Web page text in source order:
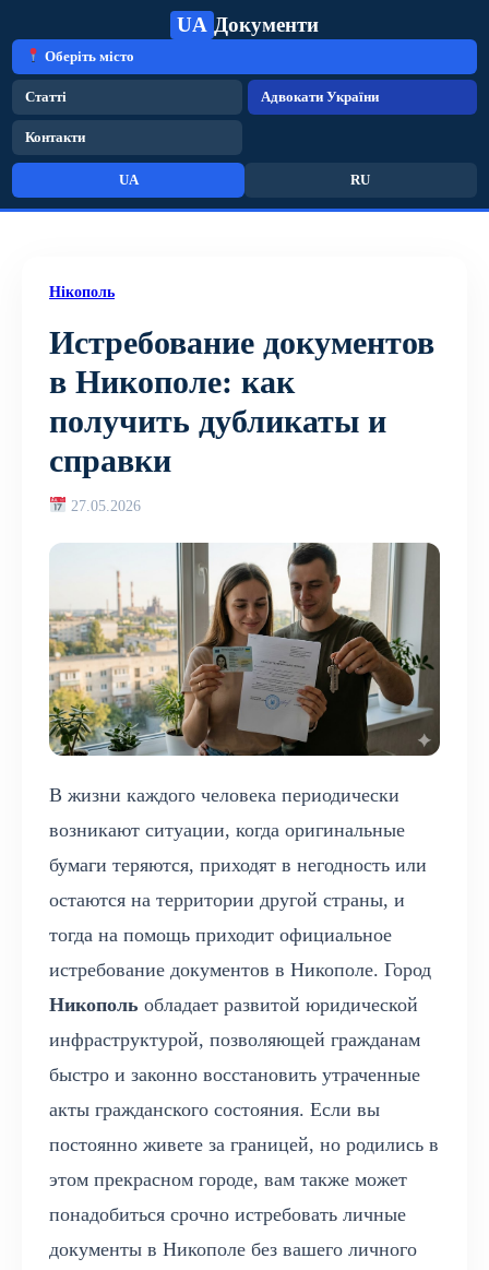
UA Документи
Оберіть місто
Статті Адвокати України
Контакти
UA RU
Нікополь
Истребование документов
в Никополе: как
получить дубликаты и
справки
27.05.2026
В жизни каждого человека периодически
возникают ситуации, когда оригинальные
бумаги теряются, приходят в негодность или
остаются на территории другой страны, и
тогда на помощь приходит официальное
истребование документов в Никополе. Город
Никополь обладает развитой юридической
инфраструктурой, позволяющей гражданам
быстро и законно восстановить утраченные
акты гражданского состояния. Если вы
постоянно живете за границей, но родились в
этом прекрасном городе, вам также может
понадобиться срочно истребовать личные
документы в Никополе без вашего личного